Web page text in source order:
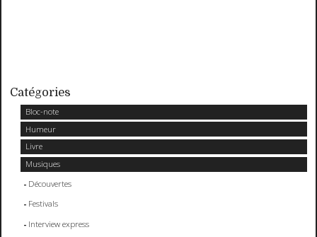
Catégories
Bloc-note
Humeur
Livre
Musiques
Découvertes
Festivals
Interview express